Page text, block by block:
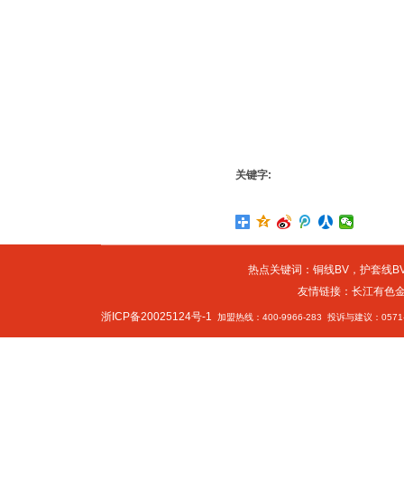
关键字:
热点关键词： 铜线BV， 护套线
友情链接： 长江有色
浙ICP备20025124号-1 加盟热线：400-9966-283 投诉与建议：